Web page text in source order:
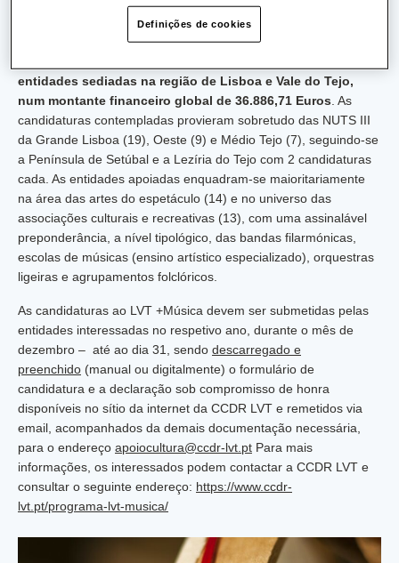
destinados ao seu uso exclusivo (com exceção da
aquisição de instrumentos elétricos e eletrónicos).
entidades sediadas na região de Lisboa e Vale do Tejo,
num montante financeiro global de 36.886,71 Euros . As
candidaturas contempladas provieram sobretudo das NUTS III
da Grande Lisboa (19), Oeste (9) e Médio Tejo (7), seguindo-se
a Península de Setúbal e a Lezíria do Tejo com 2 candidaturas
cada. As entidades apoiadas enquadram-se maioritariamente
na área das artes do espetáculo (14) e no universo das
associações culturais e recreativas (13), com uma assinalável
preponderância, a nível tipológico, das bandas filarmónicas,
escolas de músicas (ensino artístico especializado), orquestras
ligeiras e agrupamentos folclóricos.
As candidaturas ao LVT +Música devem ser submetidas pelas
entidades interessadas no respetivo ano, durante o mês de
dezembro – até ao dia 31, sendo descarregado e
preenchido (manual ou digitalmente) o formulário de
candidatura e a declaração sob compromisso de honra
disponíveis no sítio da internet da CCDR LVT e remetidos via
email, acompanhados da demais documentação necessária,
para o endereço apoiocultura@ccdr-lvt.pt Para mais
informações, os interessados podem contactar a CCDR LVT e
consultar o seguinte endereço: https://www.ccdr-
lvt.pt/programa-lvt-musica/
Definições de cookies